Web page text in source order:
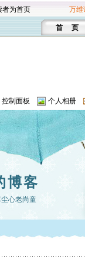
者为首页 万维
首 页
控制面板 个人相册
博客
心老尚童